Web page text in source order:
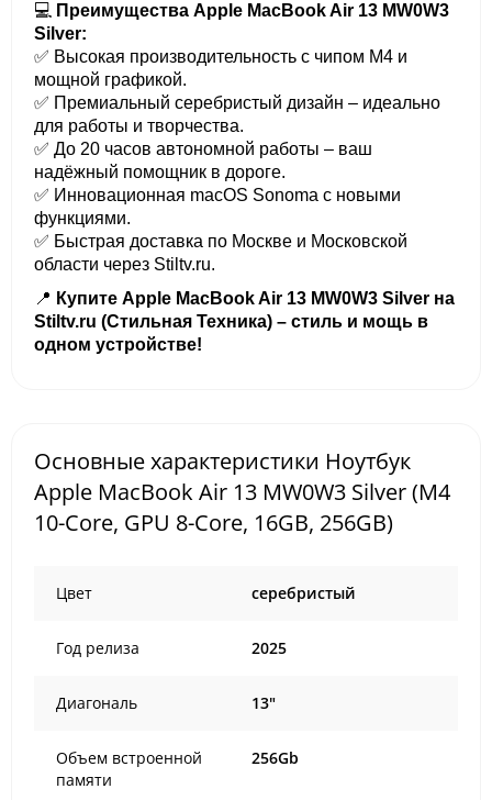
💻 Преимущества Apple MacBook Air 13 MW0W3
Silver:
✅ Высокая производительность с чипом M4 и
мощной графикой.
✅ Премиальный серебристый дизайн – идеально
для работы и творчества.
✅ До 20 часов автономной работы – ваш
надёжный помощник в дороге.
✅ Инновационная macOS Sonoma с новыми
функциями.
✅ Быстрая доставка по Москве и Московской
области через Stiltv.ru.
📍 Купите Apple MacBook Air 13 MW0W3 Silver на
Stiltv.ru (Стильная Техника) – стиль и мощь в
одном устройстве!
Основные характеристики Ноутбук
Apple MacBook Air 13 MW0W3 Silver (M4
10-Core, GPU 8-Core, 16GB, 256GB)
Цвет серебристый
Год релиза 2025
Диагональ 13"
Объем встроенной
памяти
256Gb